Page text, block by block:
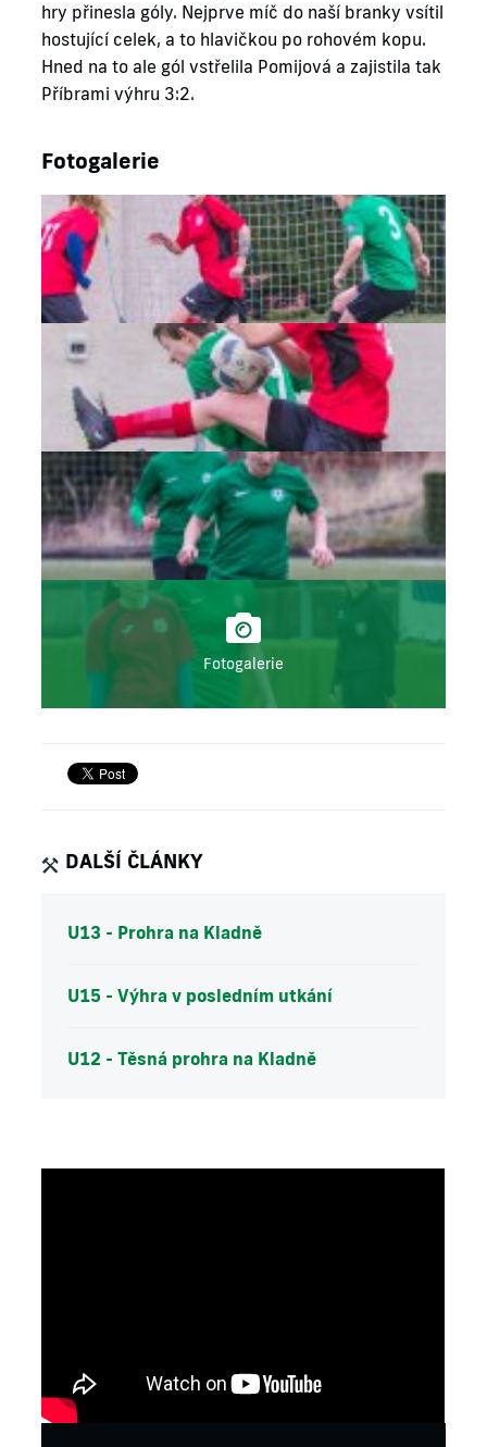
hry přinesla góly. Nejprve míč do naší branky vsítil
hostující celek, a to hlavičkou po rohovém kopu.
Hned na to ale gól vstřelila Pomijová a zajistila tak
Příbrami výhru 3:2.
Fotogalerie
Fotogalerie
DALŠÍ ČLÁNKY
U13 - Prohra na Kladně
U15 - Výhra v posledním utkání
U12 - Těsná prohra na Kladně